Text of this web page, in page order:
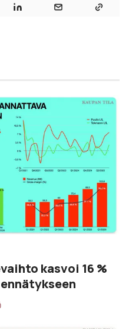
kasvoi 16 %